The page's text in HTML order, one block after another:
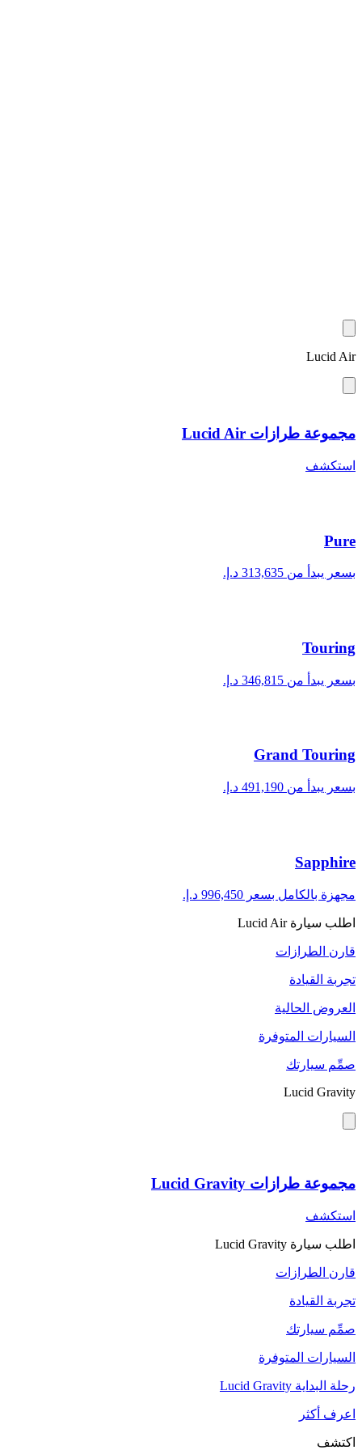
Lucid Air
مجموعة طرازات Lucid Air
استكشف
Pure
بسعر يبدأ من ‏313,635 د.إ.‏
Touring
بسعر يبدأ من ‏346,815 د.إ.‏
Grand Touring
بسعر يبدأ من ‏491,190 د.إ.‏
Sapphire
مجهزة بالكامل بسعر ‏996,450 د.إ.‏
اطلب سيارة Lucid Air
قارن الطرازات
تجربة القيادة
العروض الحالية
السيارات المتوفرة
صمِّم سيارتك
Lucid Gravity
مجموعة طرازات Lucid Gravity
استكشف
اطلب سيارة Lucid Gravity
قارن الطرازات
تجربة القيادة
صمِّم سيارتك
السيارات المتوفرة
رحلة البداية Lucid Gravity
اعرف أكثر
اكتشف